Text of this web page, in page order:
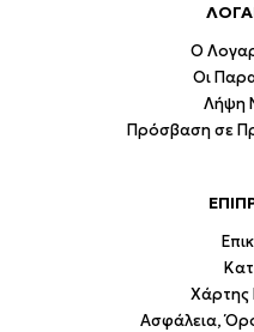
Ο
Οι
Λήψη
Πρόσβαση σε
Χάρτης
Ασφάλεια,